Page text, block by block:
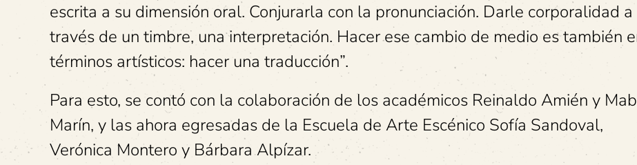
escrita a su dimensión oral. Conjurarla con la pronunciación. Darle corporalidad a
través de un timbre, una interpretación. Hacer ese cambio de medio es también
términos artísticos: hacer una traducción”.
Para esto, se contó con la colaboración de los académicos Reinaldo Amién y
Marín, y las ahora egresadas de la Escuela de Arte Escénico Sofía Sandoval,
Verónica Montero y Bárbara Alpízar.